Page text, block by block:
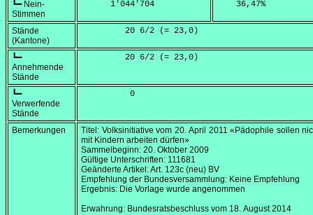
┗━ Nein-
Stimmen
      1'044'704
    36,47
%
Stände
(Kantone)
         20 6/2 (=
23,0 )
┗━
Annehmende
Stände
         20 6/2 (=
23,0 )
┗━
Verwerfende
Stände
          0
Bemerkungen Titel: Volksinitiative vom 20. April 2011 «Pädophile sollen
mit Kindern arbeiten dürfen»
Sammelbeginn: 20. Oktober 2009
Gültige Unterschriften: 111681
Geänderte Artikel: Art. 123c (neu) BV
Empfehlung der Bundesversammlung: Keine Empfehlung
Ergebnis: Die Vorlage wurde angenommen
Erwahrung: Bundesratsbeschluss vom 18. August 2014